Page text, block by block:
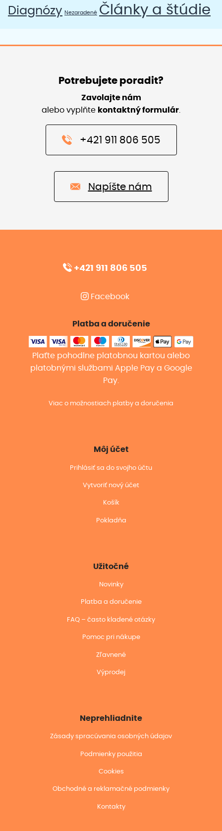
Diagnózy Nezaradené Články a štúdie
Potrebujete poradit?
Zavolajte nám
alebo vyplňte kontaktný formulár.
+421 911 806 505
Napíšte nám
+421 911 806 505
Facebook
Platba a doručenie
Plaťte pohodlne platobnou kartou alebo
platobnými službami Apple Pay a Google
Pay.
Viac o možnostiach platby a doručenia
Môj účet
Prihlásiť sa do svojho účtu
Vytvoriť nový účet
Košík
Pokladňa
Užitočné
Novinky
Platba a doručenie
FAQ – často kladené otázky
Pomoc pri nákupe
Zľavnené
Výprodej
Neprehliadnite
Zásady spracúvania osobných údajov
Podmienky použitia
Cookies
Obchodné a reklamačné podmienky
Kontakty